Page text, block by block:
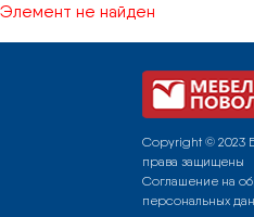
Элемент не найден
Copyright © 2023
права защищены
Соглашение на
персональных